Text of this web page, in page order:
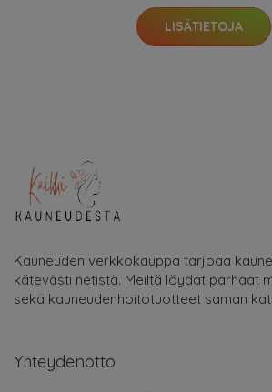
LISÄTIETOJA
Kauneuden verkkokauppa tarjoaa
kätevästi netistä. Meiltä löydät parhaat
sekä kauneudenhoitotuotteet saman
Yhteydenotto